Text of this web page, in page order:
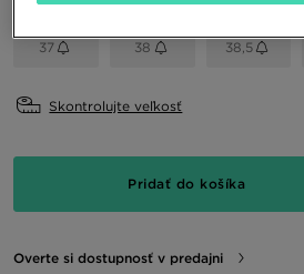
37 38 38,5
Skontrolujte veľkosť
Pridať do košíka
Overte si dostupnosť v predajni